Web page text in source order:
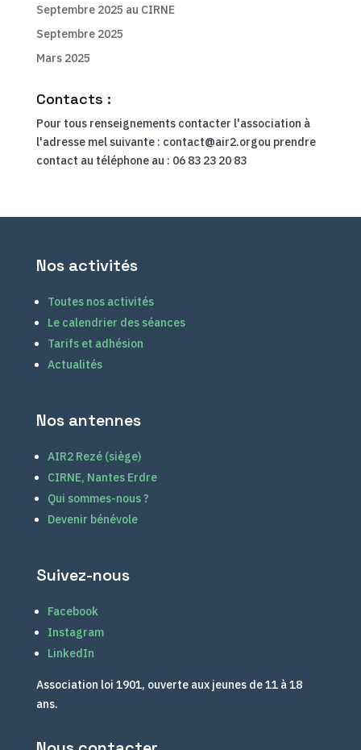
Septembre 2025 au CIRNE
Septembre 2025
Mars 2025
Contacts :
Pour tous renseignements contacter l'association à
l'adresse mel suivante : contact@air2.orgou prendre
contact au téléphone au : 06 83 23 20 83
Nos activités
Toutes nos activités
Le calendrier des séances
Tarifs et adhésion
Actualités
Nos antennes
AIR2 Rezé (siège)
CIRNE, Nantes Erdre
Qui sommes-nous ?
Devenir bénévole
Suivez-nous
Facebook
Instagram
LinkedIn
Association loi 1901, ouverte aux jeunes de 11 à 18
ans.